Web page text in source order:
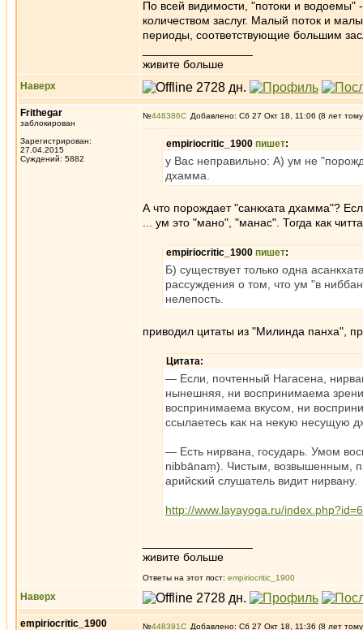
По всей видимости, "потоки и водоемы"
количеством заслуг. Малый поток и
периоды, соответствующие большим
живите больше
Наверх
Frithegar
заблокирован
Зарегистрирован:
27.04.2015
Суждений: 5882
№448386 Добавлено: Сб 27 Окт 18, 11:06 (8 лет
empiriocritic_1900 пишет:
у Вас неправильно: А) ум не
дхамма.
А что порождает "санкхата дхамма"?
... ум это "мано", "манас". Тогда как
empiriocritic_1900 пишет:
Б) существует только одна
рассуждения о том, что ум "в
нелепость.
приводил цитаты из "Милинда панха",
Цитата:
— Если, почтенный Нагасена,
нынешняя, ни воспринимаема
воспринимаема вкусом, ни
ссылаетесь как на некую несущую
— Есть нирвана, государь. Умом
nibbānaṃ). Чистым, возвышенным,
арийский слушатель видит нирвану.
http://www.layayoga.ru/
живите больше
Ответы на этот пост: empiriocritic_1900
Наверх
empiriocritic_1900 №448391 Добавлено: Сб 27 Окт 18, 11:36 (8 лет